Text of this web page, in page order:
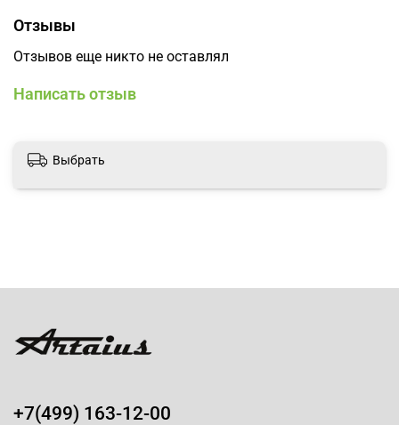
Отзывы
Отзывов еще никто не оставлял
Написать отзыв
Выбрать
+7(499) 163-12-00